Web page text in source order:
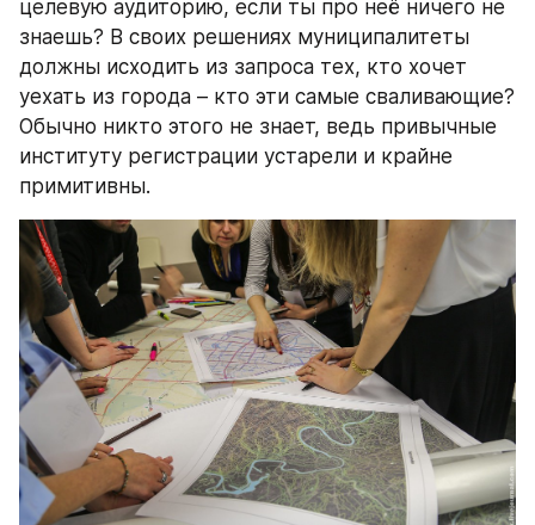
целевую аудиторию, если ты про неё ничего не
знаешь? В своих решениях муниципалитеты
должны исходить из запроса тех, кто хочет
уехать из города – кто эти самые сваливающие?
Обычно никто этого не знает, ведь привычные
институту регистрации устарели и крайне
примитивны.